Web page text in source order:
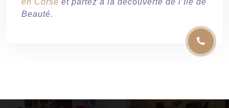
Beauté.